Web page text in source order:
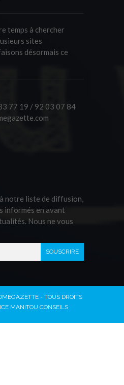
temps à chercher
sites
désormais ce
77 19 / 92 03 07 84
notre liste de diffusion,
informés en avant
Nous ne vous
- TOUS DROITS
MANITOU CONSEILS